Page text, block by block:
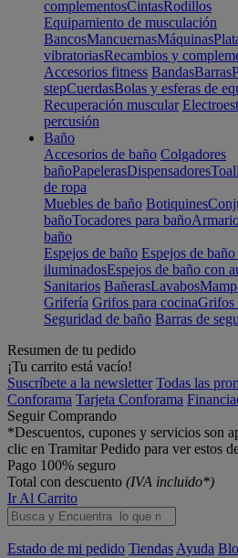
complementosCintasRodillos
Equipamiento de musculación
BancosMancuernasMáquinas
vibratoriasRecambios y
Accesorios fitness BandasBarras
stepCuerdasBolas y esferas de
Recuperación muscular
percusión
Baño
Accesorios de baño Colgadores
bañoPapelerasDispensadores
de ropa
Muebles de baño Botiquines
bañoTocadores para baño
baño
Espejos de baño Espejos de
iluminadosEspejos de baño con
Sanitarios BañerasLavabos
Grifería Grifos para cocinaGrifos
Seguridad de baño Barras de
Resumen de tu pedido
¡Tu carrito está vacío!
Suscríbete a la newsletter Todas las
Conforama Tarjeta Conforama
Seguir Comprando
*Descuentos, cupones y servicios son
clic en Tramitar Pedido para ver estos
Pago 100% seguro
Total con descuento (IVA incluido*)
Ir Al Carrito
Estado de mi pedido Tiendas Ayuda